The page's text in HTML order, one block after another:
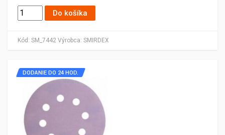
Kód: SM_7442 Výrobca: SMIRDEX
Do košíka
DODANIE DO 24 HOD.